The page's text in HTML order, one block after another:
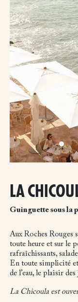
LA
Guinguette sous la
Aux Roches Rouges
toute heure et sur le
rafraîchissants,
En toute simplicité
de l’eau, le plaisir des
La Chicoula est